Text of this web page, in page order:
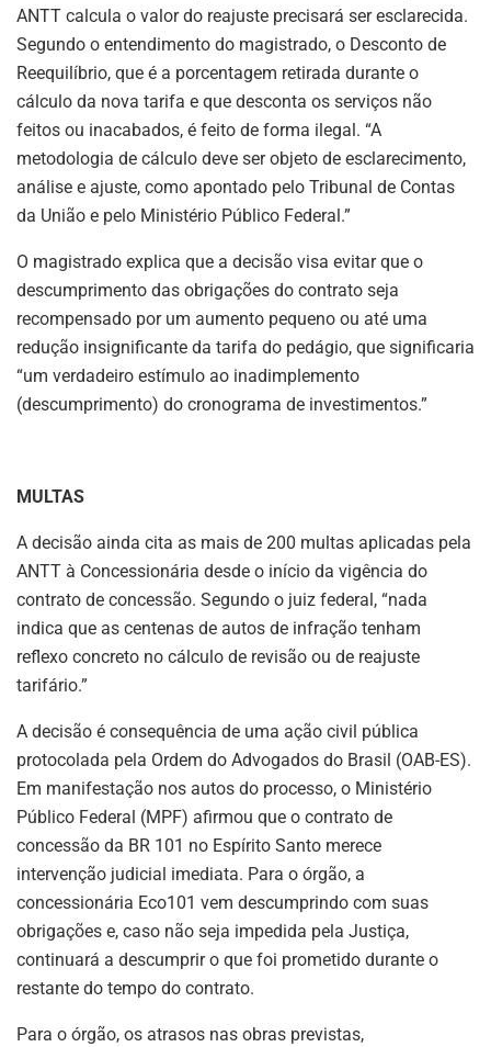
ANTT calcula o valor do reajuste precisará ser esclarecida.
Segundo o entendimento do magistrado, o Desconto de
Reequilíbrio, que é a porcentagem retirada durante o
cálculo da nova tarifa e que desconta os serviços não
feitos ou inacabados, é feito de forma ilegal. “A
metodologia de cálculo deve ser objeto de esclarecimento,
análise e ajuste, como apontado pelo Tribunal de Contas
da União e pelo Ministério Público Federal.”
O magistrado explica que a decisão visa evitar que o
descumprimento das obrigações do contrato seja
recompensado por um aumento pequeno ou até uma
redução insignificante da tarifa do pedágio, que significaria
“um verdadeiro estímulo ao inadimplemento
(descumprimento) do cronograma de investimentos.”
MULTAS
A decisão ainda cita as mais de 200 multas aplicadas pela
ANTT à Concessionária desde o início da vigência do
contrato de concessão. Segundo o juiz federal, “nada
indica que as centenas de autos de infração tenham
reflexo concreto no cálculo de revisão ou de reajuste
tarifário.”
A decisão é consequência de uma ação civil pública
protocolada pela Ordem do Advogados do Brasil (OAB-ES).
Em manifestação nos autos do processo, o Ministério
Público Federal (MPF) afirmou que o contrato de
concessão da BR 101 no Espírito Santo merece
intervenção judicial imediata. Para o órgão, a
concessionária Eco101 vem descumprindo com suas
obrigações e, caso não seja impedida pela Justiça,
continuará a descumprir o que foi prometido durante o
restante do tempo do contrato.
Para o órgão, os atrasos nas obras previstas,